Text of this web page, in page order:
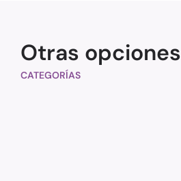
Otras opciones
CATEGORÍAS